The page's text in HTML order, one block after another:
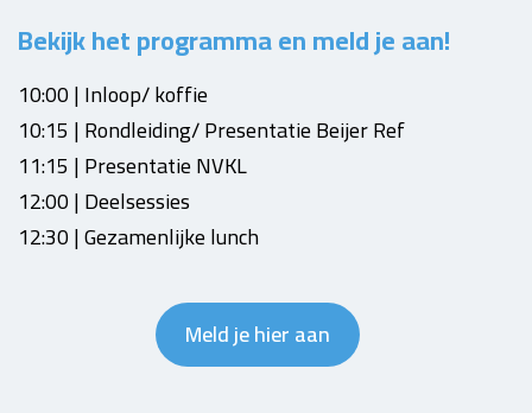
Bekijk het programma en meld je aan!
10:00 | Inloop/ koffie
10:15 | Rondleiding/ Presentatie Beijer Ref
11:15 | Presentatie NVKL
12:00 | Deelsessies
12:30 | Gezamenlijke lunch
Meld je hier aan